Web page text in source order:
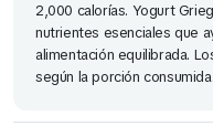
2,000 calorías. Yogurt
nutrientes esenciales que
alimentación equilibrada.
según la porción consumida.